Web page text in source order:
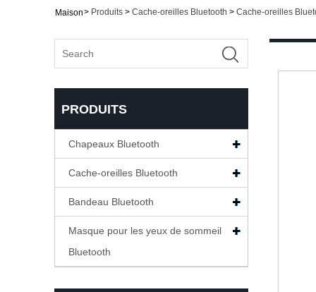
Maison> Produits > Cache-oreilles Bluetooth > Cache-oreilles
PRODUITS
Chapeaux Bluetooth
Cache-oreilles Bluetooth
Bandeau Bluetooth
Masque pour les yeux de sommeil
Bluetooth